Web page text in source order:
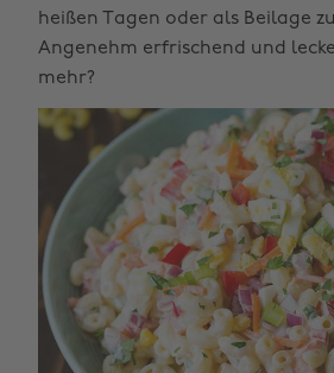
heißen Tagen oder als Beilage
Angenehm erfrischend und
mehr?